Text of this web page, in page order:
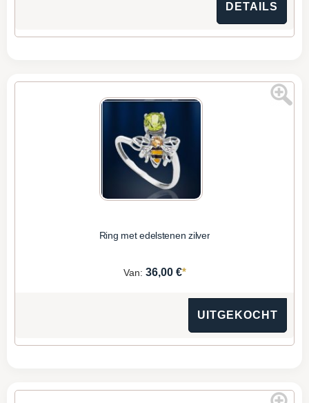
DETAILS
Ring met edelstenen zilver
Van: 36,00 €*
UITGEKOCHT